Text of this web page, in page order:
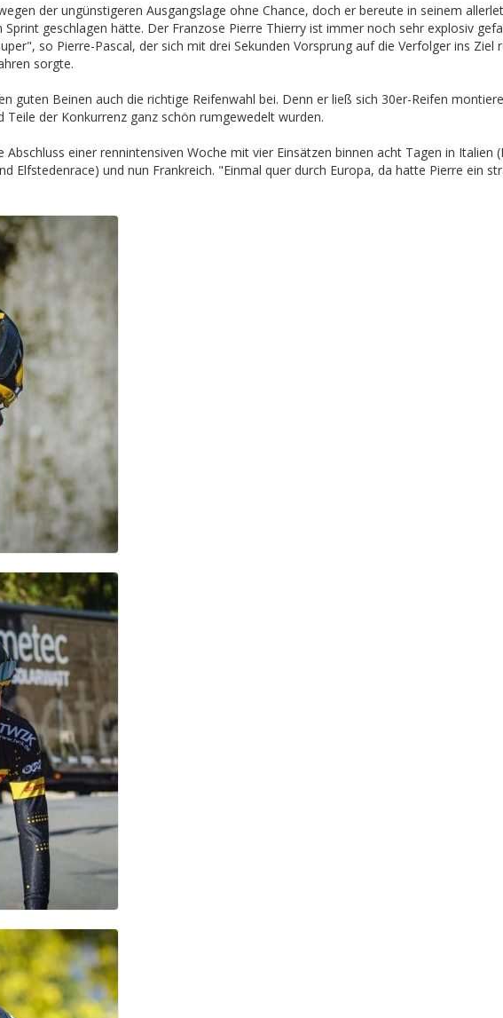
der ungünstigeren Ausgangslage ohne Chance, doch er bereute in seinem
geschlagen hätte. Der Franzose Pierre Thierry ist immer noch sehr explosiv
so Pierre-Pascal, der sich mit drei Sekunden Vorsprung auf die Verfolger ins
sorgte.
guten Beinen auch die richtige Reifenwahl bei. Denn er ließ sich 30er-Reifen
der Konkurrenz ganz schön rumgewedelt wurden.
Abschluss einer rennintensiven Woche mit vier Einsätzen binnen acht Tagen in Italien
Elfstedenrace) und nun Frankreich. "Einmal quer durch Europa, da hatte Pierre ein